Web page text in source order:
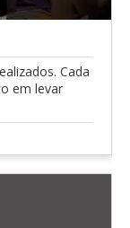
Cada
em levar